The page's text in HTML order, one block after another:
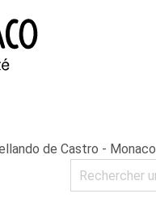
de Castro - Monaco